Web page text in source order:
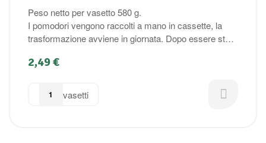
Peso netto per vasetto 580 g.
I pomodori vengono raccolti a mano in cassette, la
trasformazione avviene in giornata. Dopo essere stati
fatta a mano. Una volta invasettati vengono
2,49€
vasetti